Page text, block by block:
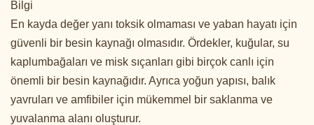
Bilgi
En kayda değer yanı toksik olmaması ve yaban hayatı için
güvenli bir besin kaynağı olmasıdır. Ördekler, kuğular, su
kaplumbağaları ve misk sıçanları gibi birçok canlı için
önemli bir besin kaynağıdır. Ayrıca yoğun yapısı, balık
yavruları ve amfibiler için mükemmel bir saklanma ve
yuvalanma alanı oluşturur.